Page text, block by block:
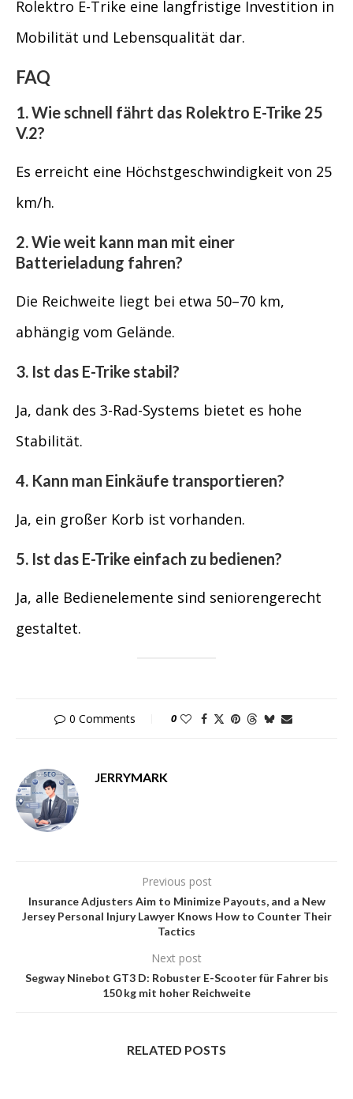
Rolektro E-Trike eine langfristige Investition in
Mobilität und Lebensqualität dar.
FAQ
1. Wie schnell fährt das Rolektro E-Trike 25
V.2?
Es erreicht eine Höchstgeschwindigkeit von 25
km/h.
2. Wie weit kann man mit einer
Batterieladung fahren?
Die Reichweite liegt bei etwa 50–70 km,
abhängig vom Gelände.
3. Ist das E-Trike stabil?
Ja, dank des 3-Rad-Systems bietet es hohe
Stabilität.
4. Kann man Einkäufe transportieren?
Ja, ein großer Korb ist vorhanden.
5. Ist das E-Trike einfach zu bedienen?
Ja, alle Bedienelemente sind seniorengerecht
gestaltet.
0 Comments 0
JERRYMARK
Previous post
Insurance Adjusters Aim to Minimize Payouts, and a New
Jersey Personal Injury Lawyer Knows How to Counter Their
Tactics
Next post
Segway Ninebot GT3 D: Robuster E-Scooter für Fahrer bis
150 kg mit hoher Reichweite
RELATED POSTS